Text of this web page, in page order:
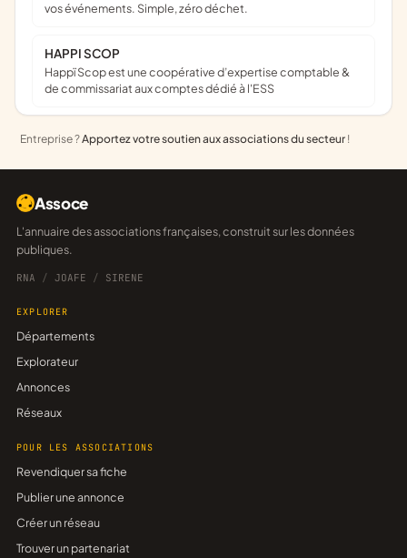
vos événements. Simple, zéro déchet.
HAPPI SCOP
Happï Scop est une coopérative d’expertise comptable &
de commissariat aux comptes dédié à l'ESS
Entreprise ?Apportez votre soutien aux associations du secteur !
Assoce
L'annuaire des associations françaises, construit sur les données
publiques.
RNA / JOAFE / SIRENE
EXPLORER
Départements
Explorateur
Annonces
Réseaux
POUR LES ASSOCIATIONS
Revendiquer sa fiche
Publier une annonce
Créer un réseau
Trouver un partenariat